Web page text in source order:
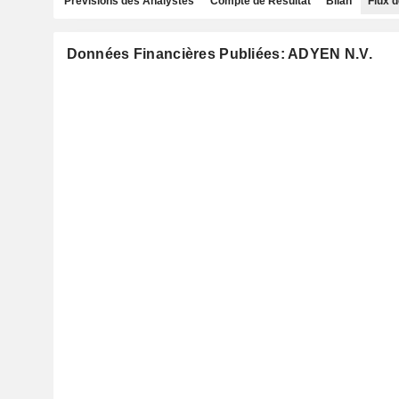
Données Financières Publiées: ADYEN N.V.